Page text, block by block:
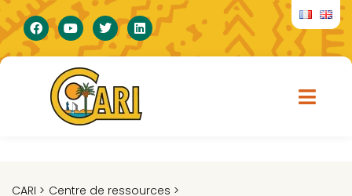
CARI > Centre de ressources >